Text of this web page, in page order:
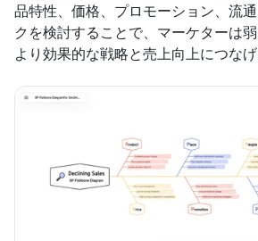
品特性、価格、プロモーション、流
クを検討することで、マーケターは弱
より効果的な戦略と売上向上につなげ